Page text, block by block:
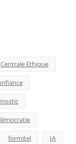
Centrale Ethique
formitel IA